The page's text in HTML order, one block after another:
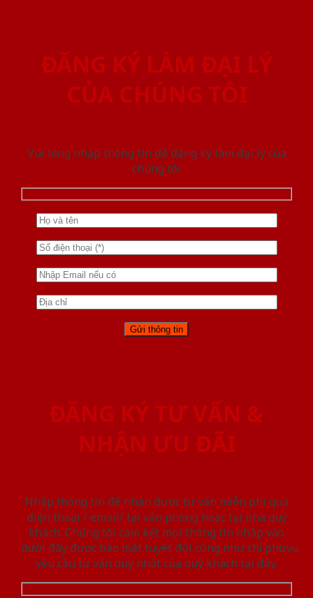
ĐĂNG KÝ LÀM ĐẠI LÝ
CỦA CHÚNG TÔI
Vui lòng nhập thông tin để đăng ký làm đại lý của
chúng tôi
ĐĂNG KÝ TƯ VẤN &
NHẬN ƯU ĐÃI
Nhập thông tin để nhận được tư vấn miễn phí qua
điện thoại / email/ tại văn phòng hoặc tại nhà quý
khách. Chúng tôi cam kết mọi thông tin nhập vào
dưới đây được bảo mật tuyệt đối cũng như chỉ phục vụ
yêu cầu tư vấn duy nhất của quý khách tại đây.